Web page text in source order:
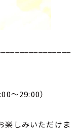
～29:00）
楽しみいただけま